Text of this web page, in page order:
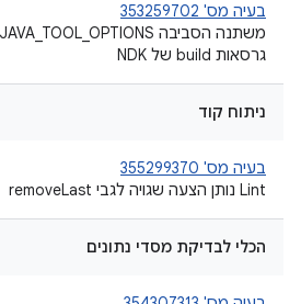
בעיה מס' 353259702
גרסאות build של NDK
ניתוח קוד
בעיה מס' 355299370
Lint נותן הצעה שגויה לגבי removeLast
הכלי לבדיקת מסדי נתונים